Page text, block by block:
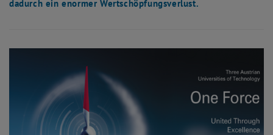
dadurch ein enormer Wertschöpfungsverlust.